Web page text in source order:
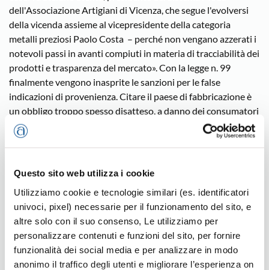
Questo sito web utilizza i cookie
Utilizziamo cookie e tecnologie similari (es. identificatori
univoci, pixel) necessarie per il funzionamento del sito, e
altre solo con il suo consenso, Le utilizziamo per
personalizzare contenuti e funzioni del sito, per fornire
funzionalità dei social media e per analizzare in modo
anonimo il traffico degli utenti e migliorare l’esperienza on
dell'Associazione Artigiani di Vicenza, che segue l'evolversi
della vicenda assieme al vicepresidente della categoria
metalli preziosi Paolo Costa – perché non vengano azzerati i
notevoli passi in avanti compiuti in materia di tracciabilità dei
prodotti e trasparenza del mercato». Con la legge n. 99
finalmente vengono inasprite le sanzioni per le false
indicazioni di provenienza. Citare il paese di fabbricazione è
un obbligo troppo spesso disatteso, a danno dei consumatori
e delle nostre aziende che tengono alto il valore qualitativo
del vero Made in Italy. Ora la legge c'è, osservano le piccole
Anche il direttivo nazionale della Moda di Confartigianato
particolare, per l'approvazione della norma, per la valenza e le
ricadute positive delle nuove regole, opinione condivisa dal
mondo orafo rappresentato a livello regionale da un altro
vicentino, Onorio Zen.A giudizio degli artigiani, il mercato
della moda è distorto perché alcuni grandi marchi, dopo aver